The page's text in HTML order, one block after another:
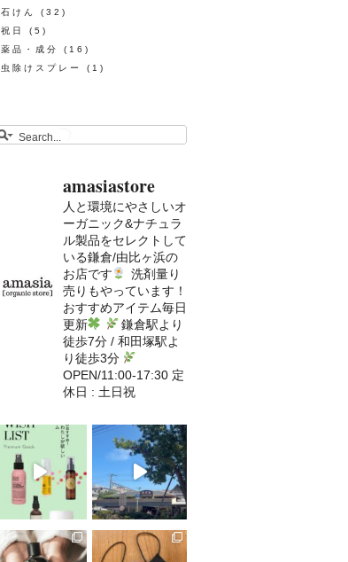
石けん
(32)
祝日
(5)
薬品・成分
(16)
虫除けスプレー
(1)
amasiastore
人と環境にやさしいオ
ーガニック&ナチュラ
ル製品をセレクトして
いる鎌倉/由比ヶ浜の
お店です
洗剤量り
売りもやっています！
おすすめアイテム毎日
更新
鎌倉駅より
徒歩7分 / 和田塚駅よ
り徒歩3分
OPEN/11:00-17:30 定
休日 : 土日祝